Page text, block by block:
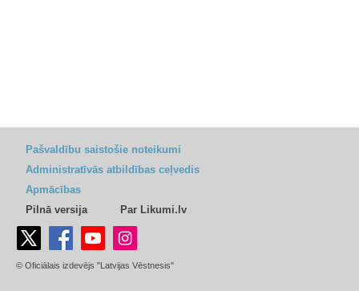
Pašvaldību saistošie noteikumi
Administratīvās atbildības ceļvedis
Apmācības
Pilnā versija
Par Likumi.lv
© Oficiālais izdevējs "Latvijas Vēstnesis"